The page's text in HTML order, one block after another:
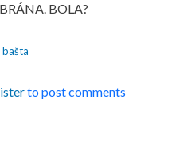
BOLA?
- Časť prvá
to post comments